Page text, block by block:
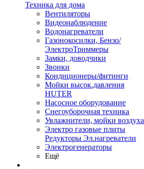
Техника для дома
Вентиляторы
Видеонаблюдение
Водонагреватели
Газонокосилки, Бензо/
ЭлектроТриммеры
Замки, доводчики
Звонки
Кондиционеры/фитинги
Мойки высок.давления
HUTER
Насосное оборудование
Снегоуборочная техника
Увлажнители, мойки воздуха
Электро газовые плиты
Редукторы Эл.нагреватели
Электрогенераторы
Ещё